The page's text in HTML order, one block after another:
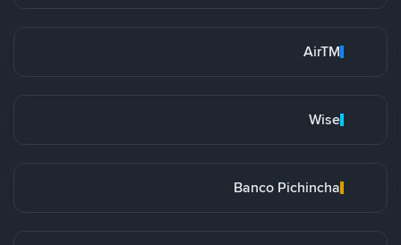
AirTM
Wise
Banco Pichincha